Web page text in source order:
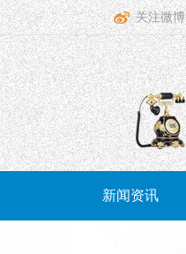
关注微博
新闻资讯